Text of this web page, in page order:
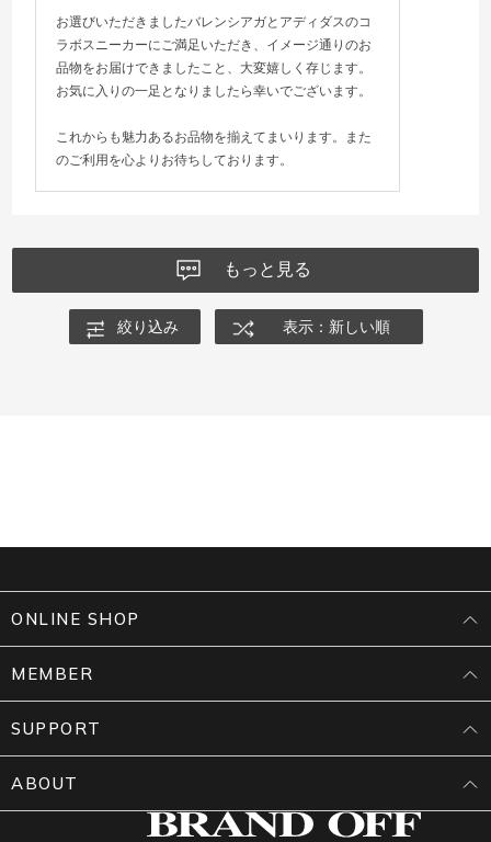
お選びいただきましたバレンシアガとアディダスのコ
ラボスニーカーにご満足いただき、イメージ通りのお
品物をお届けできましたこと、大変嬉しく存じます。
お気に入りの一足となりましたら幸いでございます。
これからも魅力あるお品物を揃えてまいります。また
のご利用を心よりお待ちしております。
もっと見る
絞り込み 表示：新しい順
ONLINE SHOP
MEMBER
SUPPORT
ABOUT